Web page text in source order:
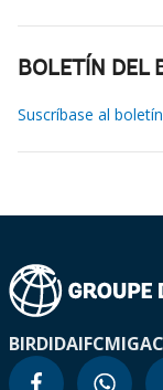
BOLETÍN DEL
Suscríbase al
BIRDIDAIFCMIGA